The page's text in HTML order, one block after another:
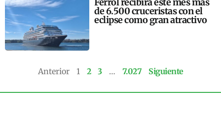
de 6.500 cruceristas con el
eclipse como gran atractivo
Anterior 1 2 3 … 7.027 Siguiente